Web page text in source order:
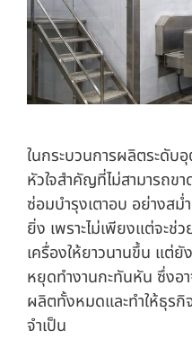
ในกระบวนการผลิตระดับ
หัวใจสำคัญที่ไม่สามารถข
ซ่อมบำรุงเตาอบ อย่างสม่
ยิ่ง เพราะไม่เพียงแต่จะช่
เครื่องให้ยาวนานขึ้น แต่
หยุดทำงานกะทันหัน ซึ่งอ
ผลิตทั้งหมดและทำให้ธุรกิ
จำเป็น